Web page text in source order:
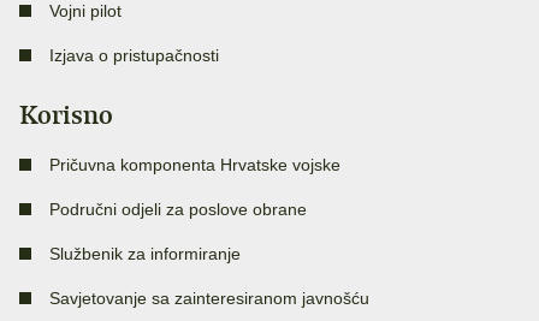
Vojni pilot
Izjava o pristupačnosti
Korisno
Pričuvna komponenta Hrvatske vojske
Područni odjeli za poslove obrane
Službenik za informiranje
Savjetovanje sa zainteresiranom javnošću